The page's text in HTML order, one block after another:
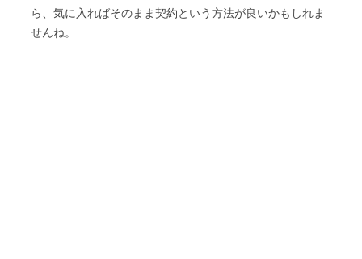
ら、気に入ればそのまま契約という方法が良いかもしれま
せんね。